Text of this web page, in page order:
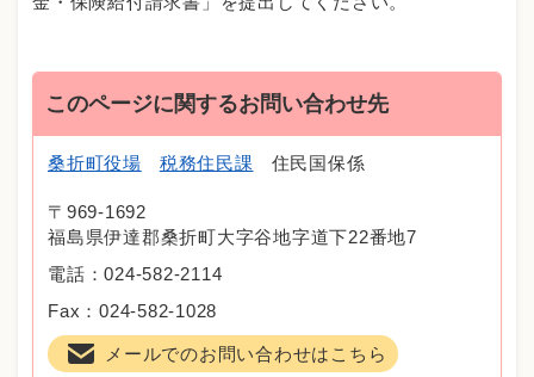
このページに関するお問い合わせ先
桑折町役場 税務住民課 住民国保係
〒969-1692
福島県伊達郡桑折町大字谷地字道下22番地7
電話：024-582-2114
Fax：024-582-1028
メールでのお問い合わせはこちら